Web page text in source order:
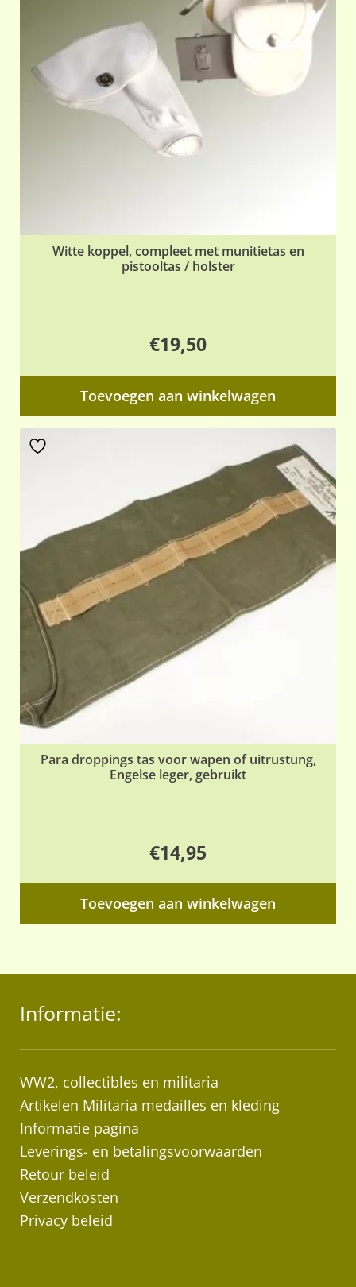
Witte koppel, compleet met munitietas en
pistooltas / holster
€19,50
Toevoegen aan winkelwagen
Para droppings tas voor wapen of uitrustung,
Engelse leger, gebruikt
€14,95
Toevoegen aan winkelwagen
Informatie:
WW2, collectibles en militaria
Artikelen Militaria medailles en kleding
Informatie pagina
Leverings- en betalingsvoorwaarden
Retour beleid
Verzendkosten
Privacy beleid